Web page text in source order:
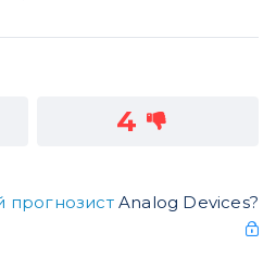
4
прогнозистAnalog Devices?